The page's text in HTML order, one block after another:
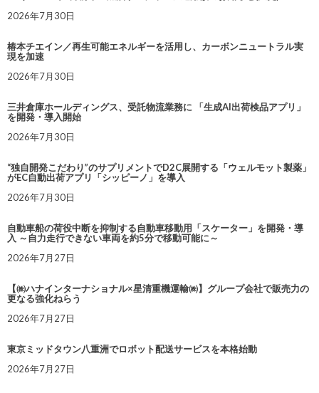
2026年7月30日
椿本チエイン／再生可能エネルギーを活用し、カーボンニュートラル実
現を加速
2026年7月30日
三井倉庫ホールディングス、受託物流業務に 「生成AI出荷検品アプリ」
を開発・導入開始
2026年7月30日
“独自開発こだわり”のサプリメントでD2C展開する「ウェルモット製薬」
がEC自動出荷アプリ「シッピーノ」を導入
2026年7月30日
自動車船の荷役中断を抑制する自動車移動用「スケーター」を開発・導
入 ～自力走行できない車両を約5分で移動可能に～
2026年7月27日
【㈱ハナインターナショナル×星清重機運輸㈱】グループ会社で販売力の
更なる強化ねらう
2026年7月27日
東京ミッドタウン八重洲でロボット配送サービスを本格始動
2026年7月27日